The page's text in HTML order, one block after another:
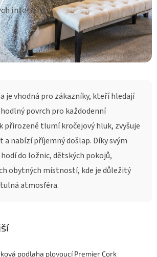
interiérů.
je vhodná pro zákazníky, kteří hledají
povrch pro každodenní
přirozeně tlumí kročejový hluk, zvyšuje
nabízí příjemný došlap. Díky svým
do ložnic, dětských pokojů,
obytných místností, kde je důležitý
atmosféra.
podlaha plovoucí Premier Cork